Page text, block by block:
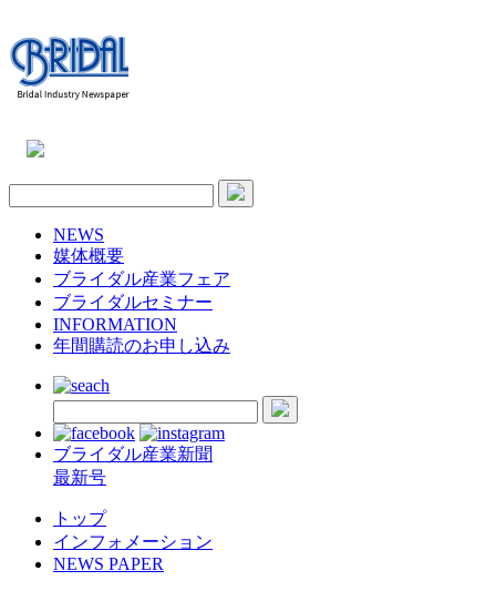
NEWS
媒体概要
ブライダル産業フェア
ブライダルセミナー
INFORMATION
年間購読のお申し込み
ブライダル産業新聞
最新号
トップ
インフォメーション
NEWS PAPER